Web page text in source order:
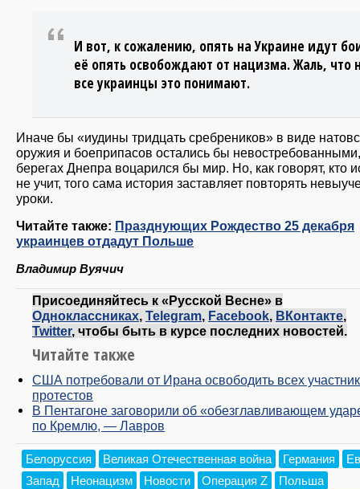
И вот, к сожалению, опять на Украине идут
её опять освобождают от нацизма. Жаль, что
все украинцы это понимают.
Иначе бы «иудины тридцать сребреников» в виде
оружия и боеприпасов остались бы
берегах Днепра воцарился бы мир. Но, как говорят, кто
не учит, того сама история заставляет повторять
уроки.
Читайте также: Празднующих Рождество 25 декабря
украинцев отдадут Польше
Владимир Вуячич
Присоединяйтесь к «Русской Весне» в
Одноклассниках, Telegram, Facebook, ВКонтакте,
Twitter, чтобы быть в курсе последних новостей.
Читайте также
США потребовали от Ирана освободить всех
протестов
В Пентагоне заговорили об «обезглавливающем
по Кремлю, — Лавров
Белоруссия Великая Отечественная война Германия
Запад
Неонацизм Новости Операция Z
Польша